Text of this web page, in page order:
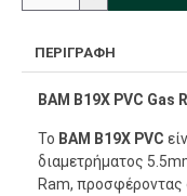
ΠΕΡΙΓΡΑΦΉ
BAM B19X PVC Gas
Το BAM B19X PVC
διαμετρήματος
Ram, προσφέροντας